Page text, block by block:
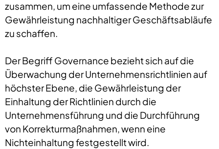
zusammen, um eine umfassende Methode zur
Gewährleistung nachhaltiger Geschäftsabläufe
zu schaffen.
Der Begriff Governance bezieht sich auf die
Überwachung der Unternehmensrichtlinien auf
höchster Ebene, die Gewährleistung der
Einhaltung der Richtlinien durch die
Unternehmensführung und die Durchführung
von Korrekturmaßnahmen, wenn eine
Nichteinhaltung festgestellt wird.